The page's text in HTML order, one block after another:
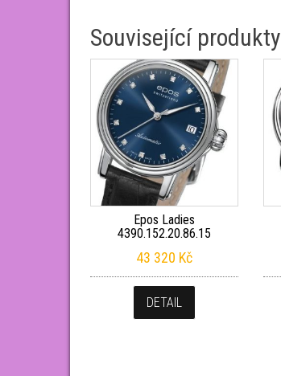
Související produkty
Epos Ladies
4390.152.20.86.15
43 320 Kč
DETAIL